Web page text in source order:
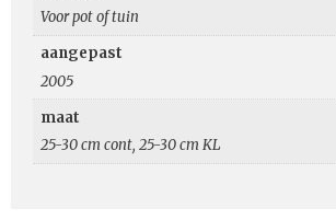
Voor pot of tuin
aangepast
2005
maat
25-30 cm cont, 25-30 cm KL